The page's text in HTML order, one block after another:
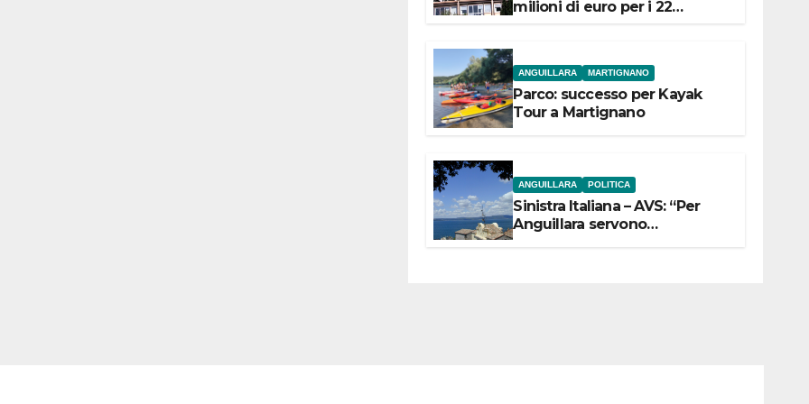
milioni di euro per i 22
ANGUILLARA MARTIGNANO
Parco: successo per Kayak
Tour a Martignano
ANGUILLARA POLITICA
Sinistra Italiana – AVS: “Per
Anguillara servono